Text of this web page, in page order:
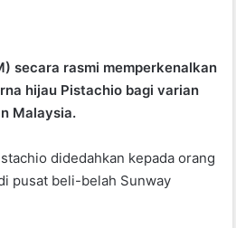
secara rasmi memperkenalkan
hijau Pistachio bagi varian
Malaysia.
didedahkan kepada orang
pusat beli-belah Sunway